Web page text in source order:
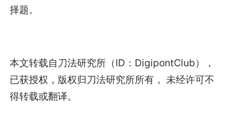
择题。
本文转载自刀法研究所（ID：DigipontClub），
已获授权，版权归刀法研究所所有， 未经许可不
得转载或翻译。